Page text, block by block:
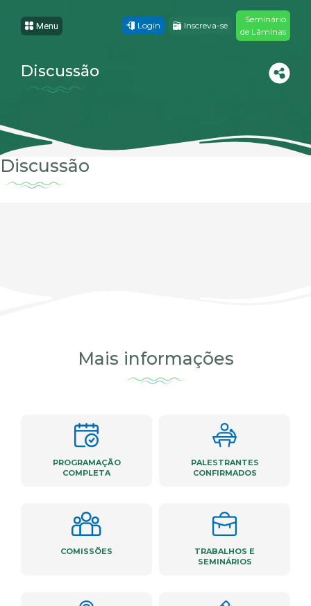
Discussão
Menu Login Inscreva-se
Seminário
de Lâminas
Discussão
Mais informações
PROGRAMAÇÃO
COMPLETA
PALESTRANTES
CONFIRMADOS
COMISSÕES
TRABALHOS E
SEMINÁRIOS